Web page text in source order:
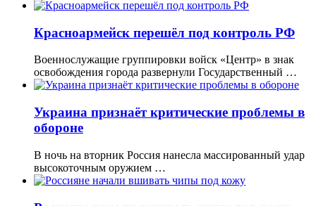
Красноармейск перешёл под контроль РФ
Военнослужащие группировки войск «Центр» в знак
освобождения города развернули Государственный …
Украина признаёт критические проблемы в
обороне
В ночь на вторник Россия нанесла массированный удар
высокоточным оружием …